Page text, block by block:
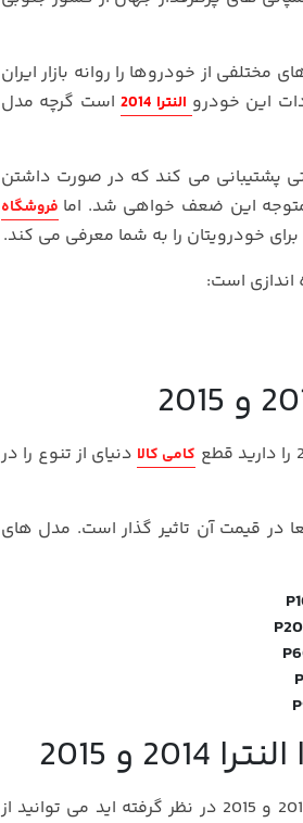
مختلفی از خودروها را روانه بازار ایران
این خودرو النترا 2014
است گرچه مدل
پشتیبانی می کند که در صورت داشتن
متوجه این ضعف خواهی شد. اما فروشگاه
خودرویتان را به شما معرفی می کند.
است:
کامی کالا دنیای از تنوع را در
در قیمت آن تاثیر گذار است. مدل های
و 2015
بسته به بودجه ای که برای خرید مانیتور هیوندا النترا 2014 و 2015 در نظر گرفته اید می توانید از